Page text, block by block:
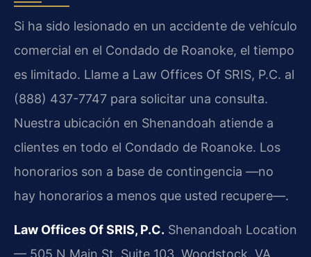
Si ha sido lesionado en un accidente de vehículo
comercial en el Condado de Roanoke, el tiempo
es limitado. Llame a Law Offices Of SRIS, P.C. al
(888) 437-7747 para solicitar una consulta.
Nuestra ubicación en Shenandoah atiende a
clientes en todo el Condado de Roanoke. Los
honorarios son a base de contingencia —no
hay honorarios a menos que usted recupere—.
Law Offices Of SRIS, P.C. Shenandoah Location
— 505 N Main St, Suite 103, Woodstock, VA